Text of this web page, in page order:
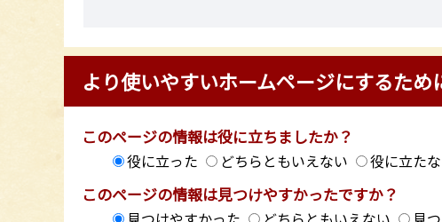
より使いやすいホームページにするため
このページの情報は役に立ちましたか？
役に立った どちらともいえない 役に立た
このページの情報は見つけやすかったですか？